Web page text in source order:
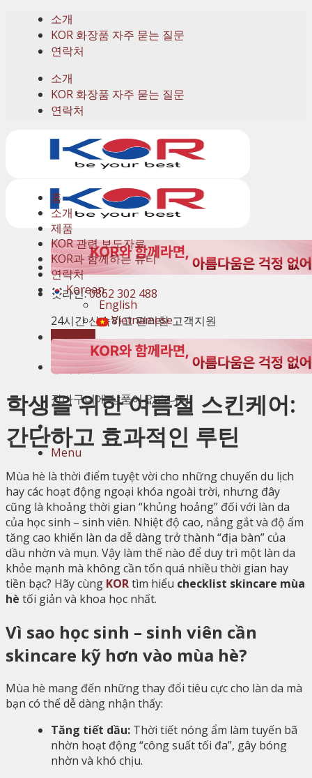
content
소개
KOR 화장품 자주 묻는 질문
연락처
소개
KOR 화장품 자주 묻는 질문
연락처
핫라인:0862 302 488
24시간 신속하고 편리한 고객지원
장바구니
장바구니
장바구니에 상품이 없습니다.
Menu
홈
소개
제품
KOR 관련 보도자료
KOR과 함께하는 뷰티
연락처
Korean
English
Vietnamese
학생을 위한 여름철 스킨케어:
간단하고 효과적인 루틴
Mùa hè là thời điểm tuyệt vời cho những chuyến du lịch
hay các hoạt động ngoại khóa ngoài trời, nhưng đây
cũng là khoảng thời gian “khủng hoảng” đối với làn da
của học sinh – sinh viên. Nhiệt độ cao, nắng gắt và độ ẩm
tăng cao khiến làn da dễ dàng trở thành “địa bàn” của
dầu nhờn và mụn. Vậy làm thế nào để duy trì một làn da
khỏe mạnh mà không cần tốn quá nhiều thời gian hay
tiền bạc? Hãy cùng KORtìm hiểu checklist skincare mùa
hè tối giản và khoa học nhất.
Vì sao học sinh – sinh viên cần
skincare kỹ hơn vào mùa hè?
Mùa hè mang đến những thay đổi tiêu cực cho làn da mà
bạn có thể dễ dàng nhận thấy:
Tăng tiết dầu: Thời tiết nóng ẩm làm tuyến bã
nhờn hoạt động “công suất tối đa”, gây bóng
nhờn và khó chịu.